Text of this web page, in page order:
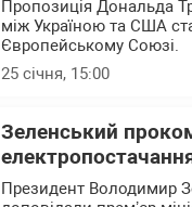
Пропозиція Дональда
між Україною та США
Європейському Союзі.
25 січня, 15:00
Зеленський
Президент Володимир